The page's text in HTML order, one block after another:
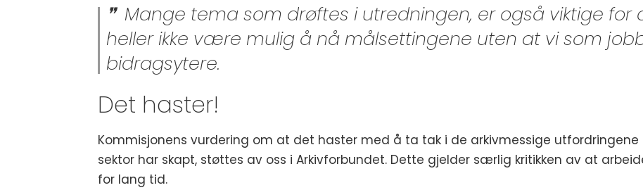
Mange tema som drøftes i utredningen, er også viktige for
heller ikke være mulig å nå målsettingene uten at vi som
bidragsytere.
Det haster!
Kommisjonens vurdering om at det haster med å ta tak i de arkivmessige
sektor har skapt, støttes av oss i Arkivforbundet. Dette gjelder særlig kritikken av at
for lang tid.